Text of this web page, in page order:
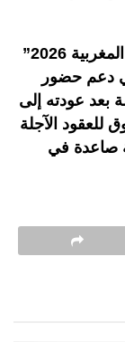
واختتمت فعاليات “أيام أسواق الرساميل المغربية 2026”
دعم حضور
بعد عودته إلى
للعقود الآجلة
صاعدة في